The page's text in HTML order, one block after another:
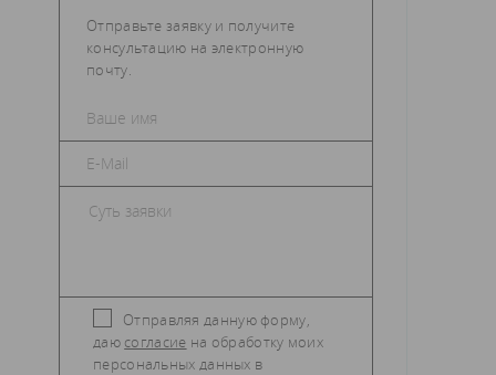
Отправьте заявку и получите
консультацию на электронную
почту.
Отправляя данную форму,
даю согласие
персональных данных в